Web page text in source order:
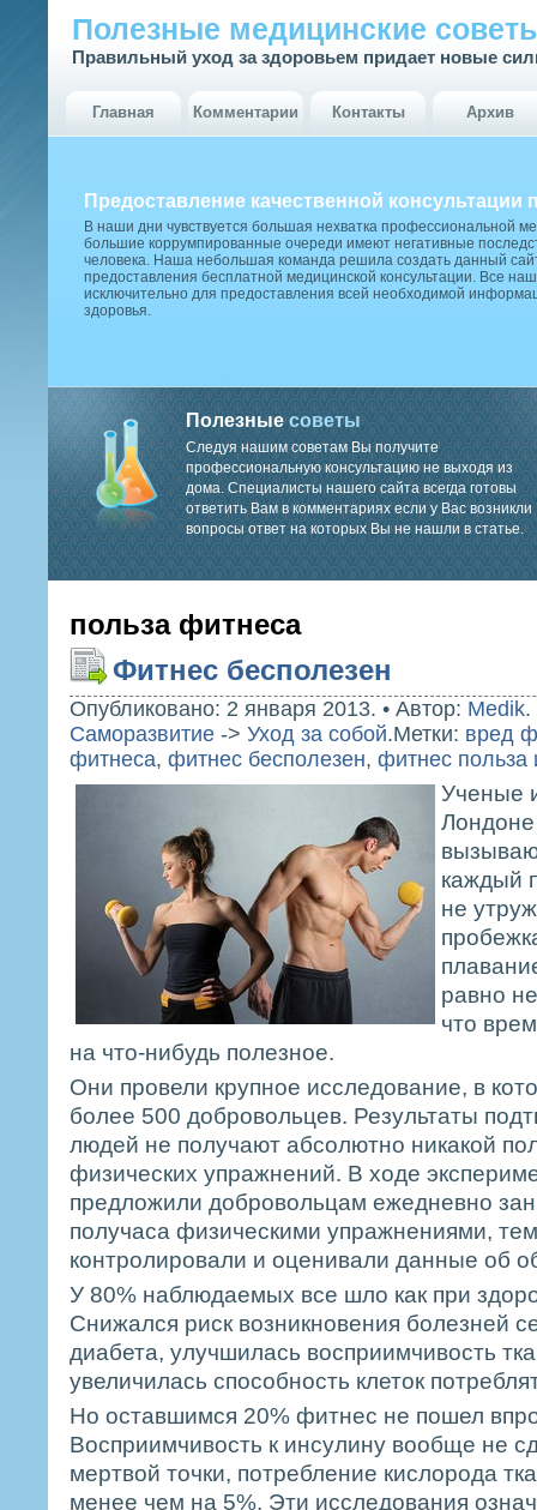
Полезные медицинские
Правильный уход за здоровьем придает новые
Главная Комментарии Контакты Архив
Предоставление качественной консультации
В наши дни чувствуется большая нехватка профессиональной
большие коррумпированные очереди имеют негативные
человека. Наша небольшая команда решила создать данный
предоставления бесплатной медицинской консультации. Все
исключительно для предоставления всей необходимой
здоровья.
Полезныесоветы
Следуя нашим советам Вы получите
профессиональную консультацию не выходя из
дома. Специалисты нашего сайта всегда готовы
ответить Вам в комментариях если у Вас возникли
вопросы ответ на которых Вы не нашли в статье.
польза фитнеса
Фитнес бесполезен
Опубликовано: 2 января 2013. • Автор: Medik.
Саморазвитие -> Уход за собой.Метки: вред
фитнеса, фитнес бесполезен, фитнес польза
Ученые
Лондоне
каждый
не
равно
что
на что-нибудь полезное.
Они провели крупное исследование, в
более 500 добровольцев. Результаты
людей не получают абсолютно никакой
физических упражнений. В ходе
предложили добровольцам ежедневно
получаса физическими упражнениями,
контролировали и оценивали данные об
У 80% наблюдаемых все шло как при
Снижался риск возникновения болезней
диабета, улучшилась восприимчивость
увеличилась способность клеток
Но оставшимся 20% фитнес не пошел
Восприимчивость к инсулину вообще не
мертвой точки, потребление кислорода
менее чем на 5%. Эти исследования